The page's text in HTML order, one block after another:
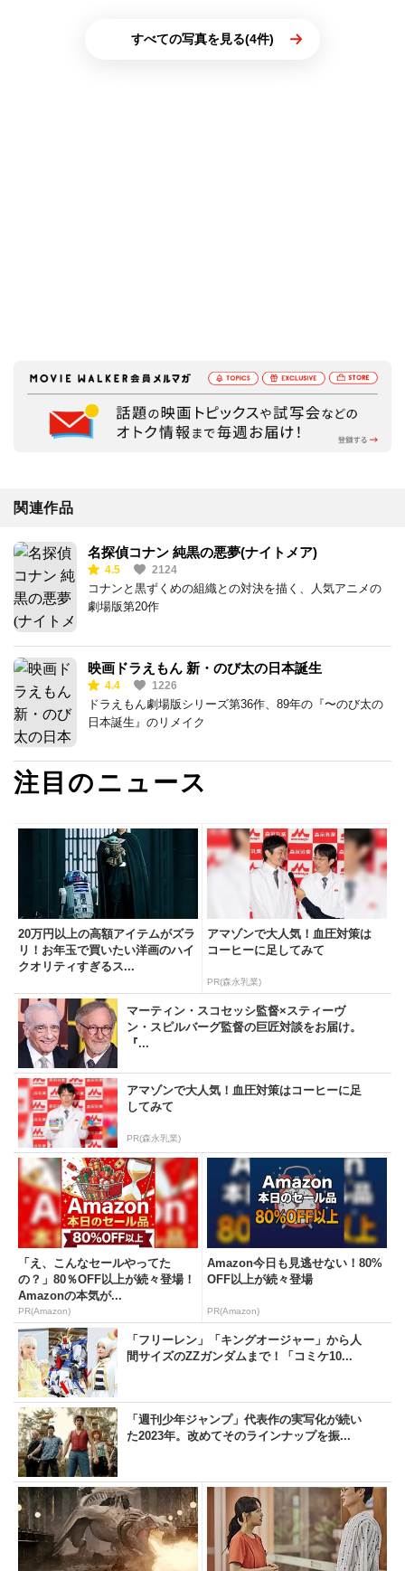
すべての写真を見る(4件)
関連作品
名探偵コナン 純黒の悪夢(ナイトメア)
4.5 2124
コナンと黒ずくめの組織との対決を描く、人気アニメの
劇場版第20作
映画ドラえもん 新・のび太の日本誕生
4.4 1226
ドラえもん劇場版シリーズ第36作、89年の『〜のび太の
日本誕生』のリメイク
注目のニュース
20万円以上の高額アイテムがズラ
リ！お年玉で買いたい洋画のハイ
クオリティすぎるス...
アマゾンで大人気！血圧対策は
コーヒーに足してみて
PR(森永乳業)
マーティン・スコセッシ監督×スティーヴ
ン・スピルバーグ監督の巨匠対談をお届け。
『...
アマゾンで大人気！血圧対策はコーヒーに足
してみて
PR(森永乳業)
「え、こんなセールやってた
の？」80％OFF以上が続々登場！
Amazonの本気が...
PR(Amazon)
Amazon今日も見逃せない！80%
OFF以上が続々登場
PR(Amazon)
「フリーレン」「キングオージャー」から人
間サイズのZZガンダムまで！「コミケ10...
「週刊少年ジャンプ」代表作の実写化が続い
た2023年。改めてそのラインナップを振...